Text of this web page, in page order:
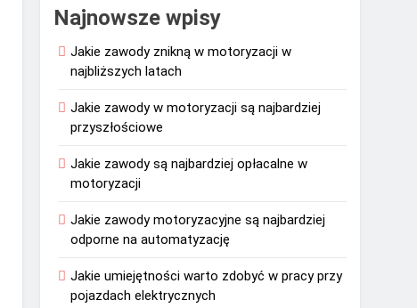
Najnowsze wpisy
Jakie zawody znikną w motoryzacji w
najbliższych latach
Jakie zawody w motoryzacji są najbardziej
przyszłościowe
Jakie zawody są najbardziej opłacalne w
motoryzacji
Jakie zawody motoryzacyjne są najbardziej
odporne na automatyzację
Jakie umiejętności warto zdobyć w pracy przy
pojazdach elektrycznych